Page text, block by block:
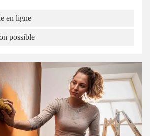
en ligne
possible